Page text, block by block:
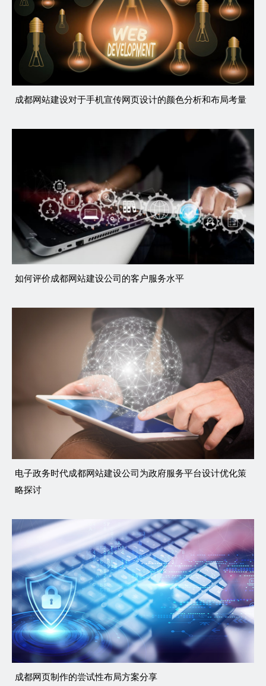
成都网站建设对于手机宣传网页设计的颜色分析和布局考量
如何评价成都网站建设公司的客户服务水平
电子政务时代成都网站建设公司为政府服务平台设计优化策
略探讨
成都网页制作的尝试性布局方案分享